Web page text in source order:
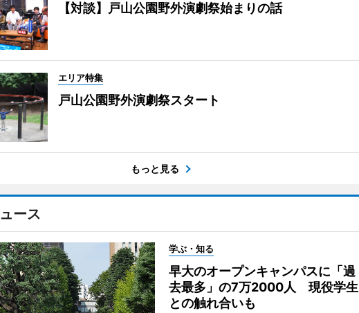
【対談】戸山公園野外演劇祭始まりの話
エリア特集
戸山公園野外演劇祭スタート
もっと見る
ース
学ぶ・知る
早大のオープンキャンパスに「過
去最多」の7万2000人 現役学生
との触れ合いも